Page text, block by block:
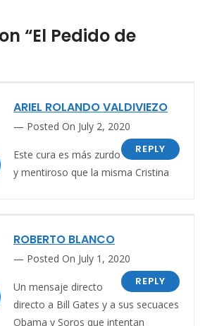
“El Pedido de
ARIEL ROLANDO VALDIVIEZO
Posted On July 2, 2020
REPLY
Este cura es más zurdo
y mentiroso que la misma Cristina
ROBERTO BLANCO
Posted On July 1, 2020
REPLY
Un mensaje directo
directo a Bill Gates y a sus secuaces
Obama y Soros que intentan